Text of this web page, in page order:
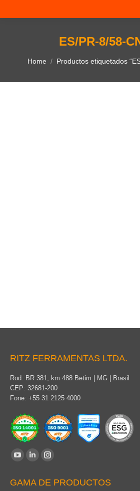
ES/PR-8/58-
You are here:
Home Productos etiquetados
RITZ FERRAMENTAS LTDA.
Rod. BR 381, km 488 Betim | MG | Brasil
CEP: 32681-200
Fone: +55 31 2125 4000
Find us on:
opens
Linkedin
opens
Instagram
opens
GAMA DE PRODUCTOS